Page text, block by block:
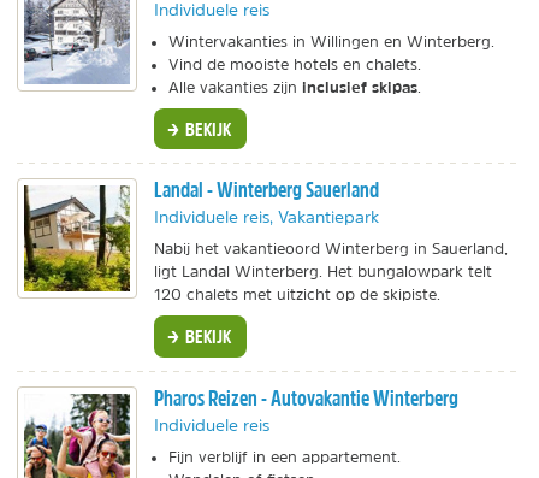
Individuele reis
Wintervakanties in Willingen en Winterberg.
Vind de mooiste hotels en chalets.
Alle vakanties zijn inclusief skipas
BEKIJK
Landal - Winterberg Sauerland
Individuele reis, Vakantiepark
Nabij het vakantieoord Winterberg in Sauerland,
ligt Landal Winterberg. Het bungalowpark telt
120 chalets met uitzicht op de skipiste.
BEKIJK
Pharos Reizen - Autovakantie Winterberg
Individuele reis
Fijn verblijf in een appartement.